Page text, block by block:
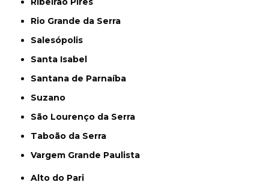
Rio Grande da Serra
Salesópolis
Santa Isabel
Santana de Parnaíba
Suzano
São Lourenço da Serra
Taboão da Serra
Vargem Grande Paulista
Alto do Pari